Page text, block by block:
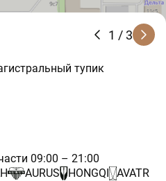
1 / 3
тупик
09:00 – 21:00
AURUS HONGQI
AVATR